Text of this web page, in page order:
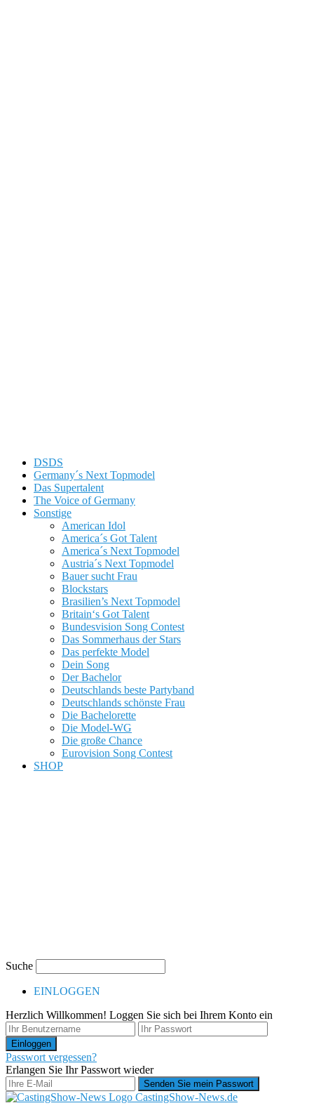
DSDS
Germany´s Next Topmodel
Das Supertalent
The Voice of Germany
Sonstige
American Idol
America´s Got Talent
America´s Next Topmodel
Austria´s Next Topmodel
Bauer sucht Frau
Blockstars
Brasilien’s Next Topmodel
Britain‘s Got Talent
Bundesvision Song Contest
Das Sommerhaus der Stars
Das perfekte Model
Dein Song
Der Bachelor
Deutschlands beste Partyband
Deutschlands schönste Frau
Die Bachelorette
Die Model-WG
Die große Chance
Eurovision Song Contest
SHOP
Suche
EINLOGGEN
Herzlich Willkommen! Loggen Sie sich bei Ihrem Konto ein
Passwort vergessen?
Erlangen Sie Ihr Passwort wieder
CastingShow-News.de